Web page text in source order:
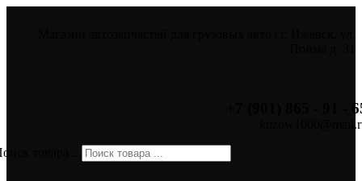
+7 (901) 865 - 91 -
товара ...